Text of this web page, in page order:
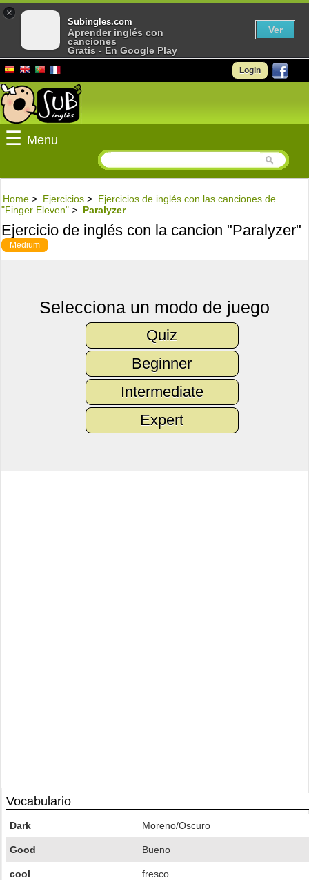
Login
☰ Menu
Home > Ejercicios > Ejercicios de inglés con las canciones de
"Finger Eleven" > Paralyzer
Ejercicio de inglés con la cancion "Paralyzer"
Medium
Selecciona un modo de juego
Quiz
Beginner
Intermediate
Expert
Vocabulario
Dark Moreno/Oscuro
Good Bueno
cool fresco
×
Subingles.com
Aprender inglés con
canciones
Gratis - En Google Play
Ver